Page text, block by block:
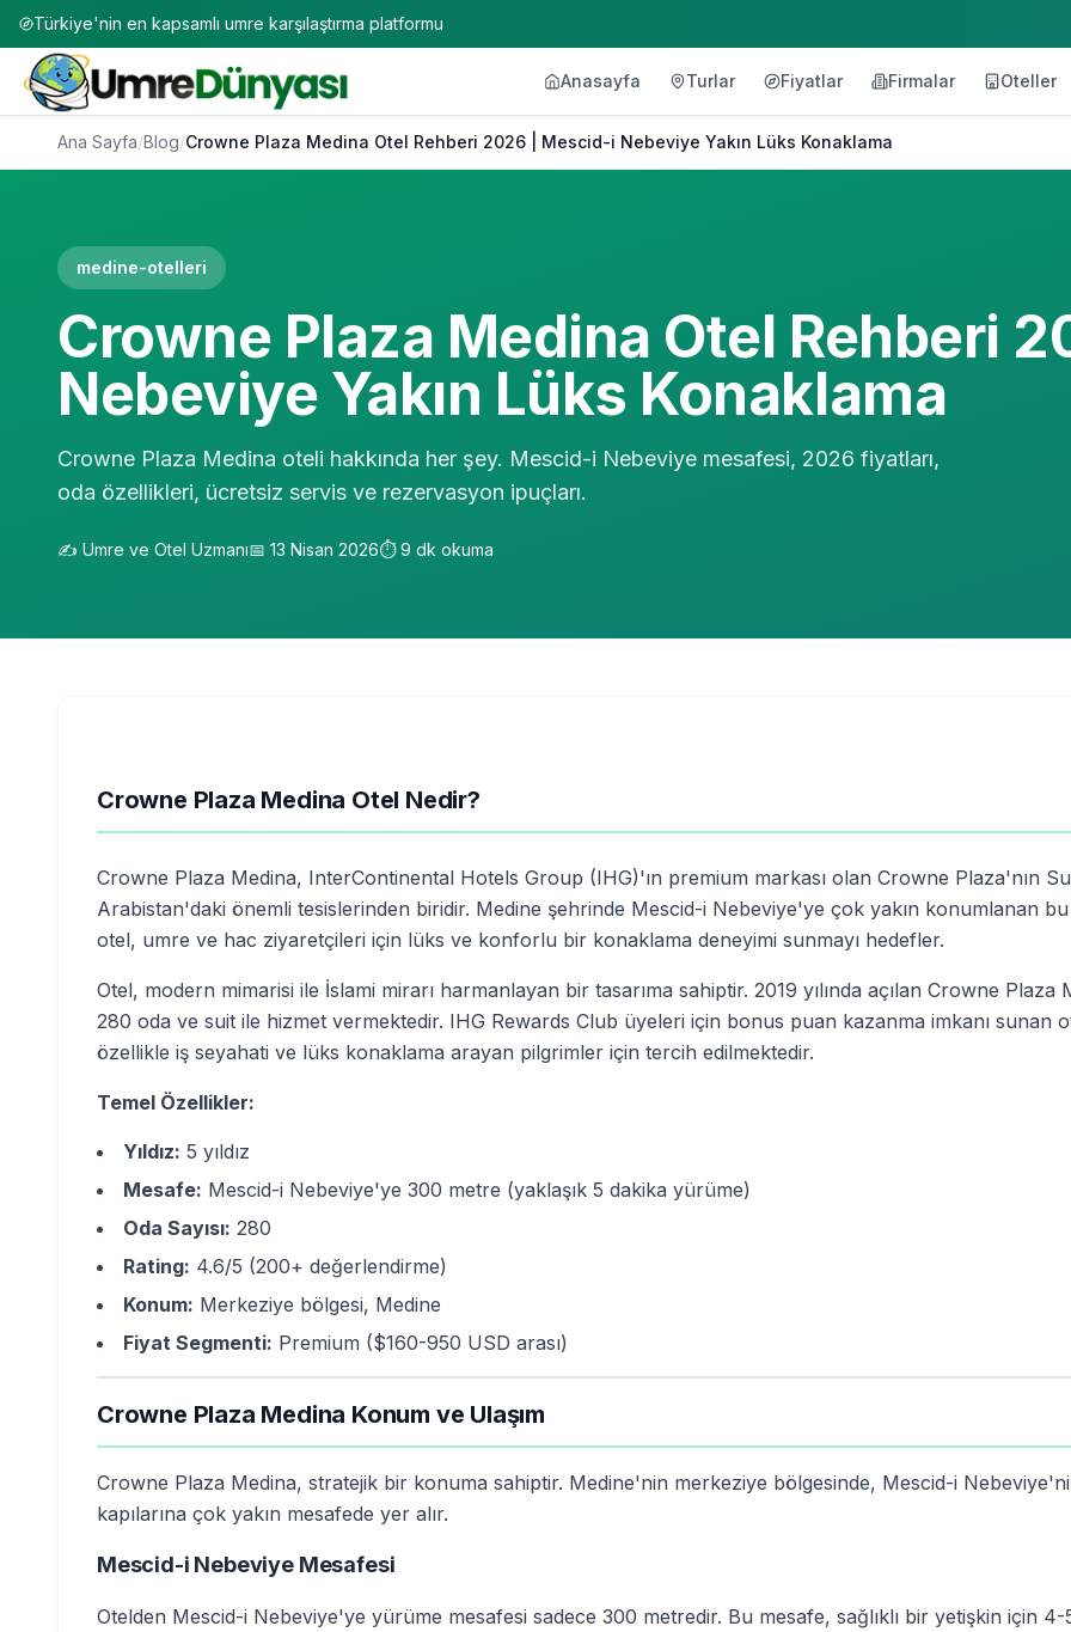
Türkiye'nin en kapsamlı umre karşılaştırma platformu
Anasayfa Turlar Fiyatlar Firmalar Oteller
Ana Sayfa/Blog/Crowne Plaza Medina Otel Rehberi 2026 | Mescid-i Nebeviye Yakın Lüks Konaklama
medine-otelleri
Crowne Plaza Medina Otel Rehberi
Nebeviye Yakın Lüks Konaklama
Crowne Plaza Medina oteli hakkında her şey. Mescid-i Nebeviye mesafesi, 2026 fiyatları,
oda özellikleri, ücretsiz servis ve rezervasyon ipuçları.
✍️ Umre ve Otel Uzmanı📅 13 Nisan 2026⏱️9 dk okuma
Crowne Plaza Medina Otel Nedir?
Crowne Plaza Medina, InterContinental Hotels Group (IHG)'ın premium markası olan Crowne Plaza'nın
Arabistan'daki önemli tesislerinden biridir. Medine şehrinde Mescid-i Nebeviye'ye çok yakın konumlanan bu
otel, umre ve hac ziyaretçileri için lüks ve konforlu bir konaklama deneyimi sunmayı hedefler.
Otel, modern mimarisi ile İslami mirarı harmanlayan bir tasarıma sahiptir. 2019 yılında açılan Crowne Plaza
280 oda ve suit ile hizmet vermektedir. IHG Rewards Club üyeleri için bonus puan kazanma imkanı sunan
özellikle iş seyahati ve lüks konaklama arayan pilgrimler için tercih edilmektedir.
Temel Özellikler:
Yıldız: 5 yıldız
Mesafe: Mescid-i Nebeviye'ye 300 metre (yaklaşık 5 dakika yürüme)
Oda Sayısı: 280
Rating: 4.6/5 (200+ değerlendirme)
Konum: Merkeziye bölgesi, Medine
Fiyat Segmenti: Premium ($160-950 USD arası)
Crowne Plaza Medina Konum ve Ulaşım
Crowne Plaza Medina, stratejik bir konuma sahiptir. Medine'nin merkeziye bölgesinde, Mescid-i
kapılarına çok yakın mesafede yer alır.
Mescid-i Nebeviye Mesafesi
Otelden Mescid-i Nebeviye'ye yürüme mesafesi sadece 300 metredir. Bu mesafe, sağlıklı bir yetişkin için 4-